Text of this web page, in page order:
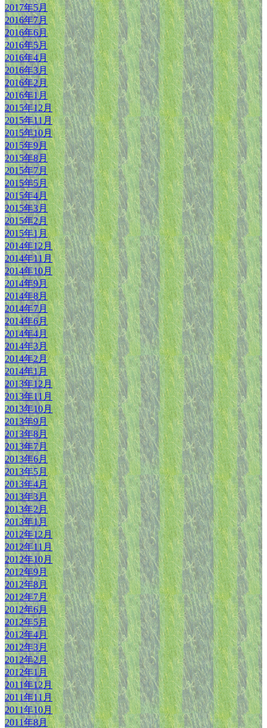
2017年5月
2016年7月
2016年6月
2016年5月
2016年4月
2016年3月
2016年2月
2016年1月
2015年12月
2015年11月
2015年10月
2015年9月
2015年8月
2015年7月
2015年5月
2015年4月
2015年3月
2015年2月
2015年1月
2014年12月
2014年11月
2014年10月
2014年9月
2014年8月
2014年7月
2014年6月
2014年4月
2014年3月
2014年2月
2014年1月
2013年12月
2013年11月
2013年10月
2013年9月
2013年8月
2013年7月
2013年6月
2013年5月
2013年4月
2013年3月
2013年2月
2013年1月
2012年12月
2012年11月
2012年10月
2012年9月
2012年8月
2012年7月
2012年6月
2012年5月
2012年4月
2012年3月
2012年2月
2012年1月
2011年12月
2011年11月
2011年10月
2011年8月